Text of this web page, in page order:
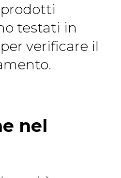
testati in
verificare il
nel